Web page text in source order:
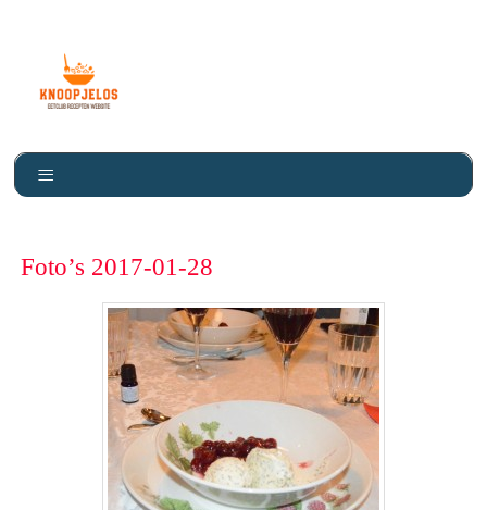
Knoopje Los
Foto’s 2017-01-28